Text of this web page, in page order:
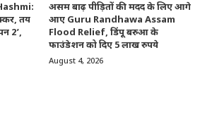
तय
2’,
असम बाढ़ पीड़ितों की मदद के लिए आगे
आए Guru Randhawa Assam
Flood Relief, डिंपू बरुआ के
फाउंडेशन को दिए 5 लाख रुपये
August 4, 2026